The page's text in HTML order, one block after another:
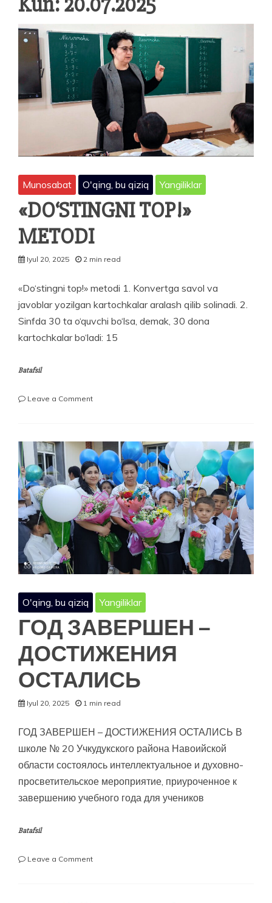
Munosabat O'qing, bu qiziq Yangiliklar
«DO‘STINGNI TOP!»
METODI
Iyul 20, 2025 2 min read
«Do‘stingni top!» metodi 1. Konvertga savol va
javoblar yozilgan kartochkalar aralash qilib solinadi. 2.
Sinfda 30 ta o‘quvchi bo‘lsa, demak, 30 dona
kartochkalar bo‘ladi: 15
Batafsil
Leave a Commenton
O'qing, bu qiziq Yangiliklar
ГОД ЗАВЕРШЕН –
ДОСТИЖЕНИЯ
ОСТАЛИСЬ
Iyul 20, 2025 1 min read
ГОД ЗАВЕРШЕН – ДОСТИЖЕНИЯ ОСТАЛИСЬ В
школе № 20 Учкудукского района Навоийской
области состоялось интеллектуальное и духовно-
просветительское мероприятие, приуроченное к
завершению учебного года для учеников
Batafsil
Leave a Commenton